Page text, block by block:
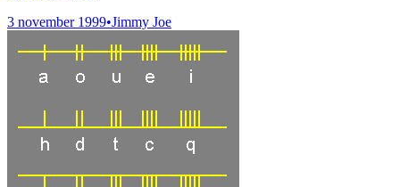
3 november 1999•Jimmy Joe